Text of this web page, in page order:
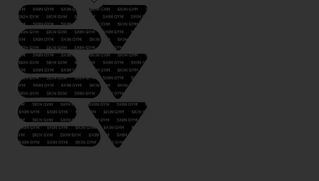
Favorite BLACK FACE TAPE BUNDLE ブラックフェイ